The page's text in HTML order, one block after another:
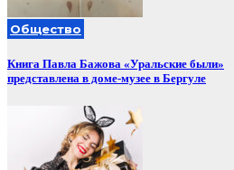
Общество
Книга Павла Бажова «Уральские были»
представлена в доме-музее в Бергуле